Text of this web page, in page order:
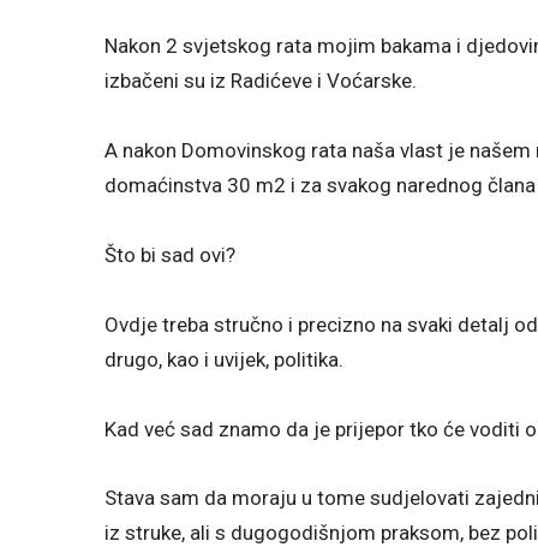
Nakon 2 svjetskog rata mojim bakama i
izbačeni su iz Radićeve i Voćarske.
A nakon Domovinskog rata naša vlast je
domaćinstva 30 m2 i za svakog narednog
Što bi sad ovi?
Ovdje treba stručno i precizno na svaki detalj
drugo, kao i uvijek, politika.
Kad već sad znamo da je prijepor tko će voditi
Stava sam da moraju u tome sudjelovati
iz struke, ali s dugogodišnjom praksom, bez